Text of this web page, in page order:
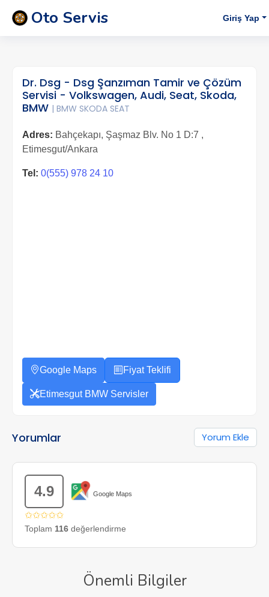
Oto Servis Giriş Yap
Dr. Dsg - Dsg Şanzıman Tamir ve Çözüm
Servisi - Volkswagen, Audi, Seat, Skoda,
BMW | BMW SKODA SEAT
Adres: Bahçekapı, Şaşmaz Blv. No 1 D:7 ,
Etimesgut/Ankara
Tel: 0(555) 978 24 10
Google Maps Fiyat Teklifi
Etimesgut BMW Servisler
Yorumlar Yorum Ekle
4.9 Google Maps
✩✩✩✩✩
Toplam 116 değerlendirme
Önemli Bilgiler